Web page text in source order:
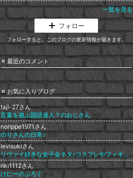
一覧を見る
フォロー
フォローすると、このブログの更新情報が届きます。
最近のコメント
お気に入りブログ
taji-27さん
言葉を遊ぶ国語迷人？のおじさん
更新
norippe1971さん
のりさんの日常♪ 更新
levisukiさん
リヴァイ好きな女子会ネタ♪コスプレやフィギュア画像まとめました
riki1112さん
けにーのぶろぐ
更新